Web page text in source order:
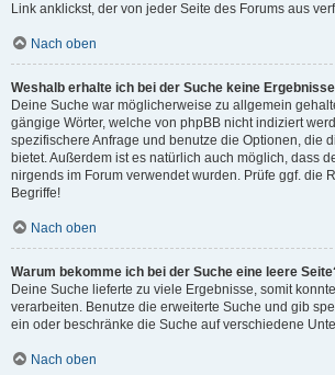
Link anklickst, der von jeder Seite des Forums aus
Nach oben
Weshalb erhalte ich bei der Suche keine
Deine Suche war möglicherweise zu allgemein
gängige Wörter, welche von phpBB nicht indiziert
spezifischere Anfrage und benutze die Optionen, die
bietet. Außerdem ist es natürlich auch möglich, dass
nirgends im Forum verwendet wurden. Prüfe ggf. die
Begriffe!
Nach oben
Warum bekomme ich bei der Suche eine leere
Deine Suche lieferte zu viele Ergebnisse, somit
verarbeiten. Benutze die erweiterte Suche und gib
ein oder beschränke die Suche auf verschiedene
Nach oben